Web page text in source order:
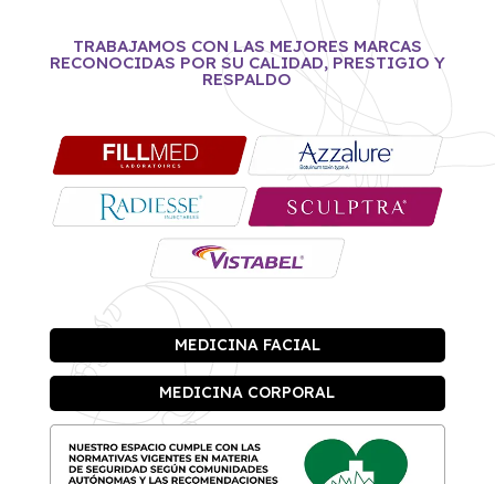
TRABAJAMOS CON LAS MEJORES MARCAS
RECONOCIDAS POR SU CALIDAD, PRESTIGIO Y
RESPALDO
MEDICINA FACIAL
MEDICINA CORPORAL